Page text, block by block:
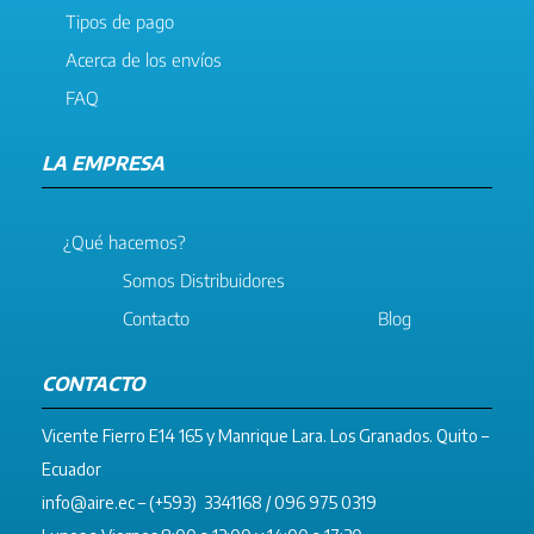
Tipos de pago
Acerca de los envíos
FAQ
LA EMPRESA
¿Qué hacemos?
Somos Distribuidores
Contacto
Blog
CONTACTO
Vicente Fierro E14 165 y Manrique Lara. Los Granados. Quito –
Ecuador
info@aire.ec– (+593) 3341168 / 096 975 0319